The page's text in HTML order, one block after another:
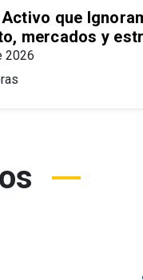
Activo que
mercados y
2026